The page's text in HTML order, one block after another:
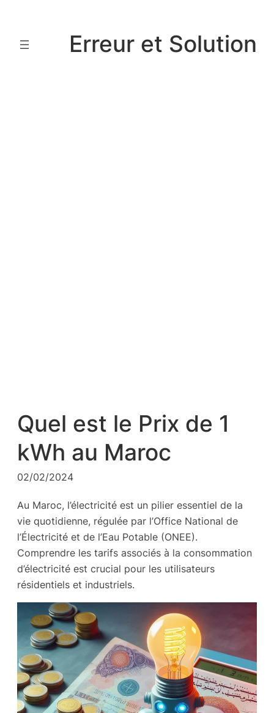
contenu
Erreur et Solution
Quel est le Prix de 1
kWh au Maroc
02/02/2024
Au Maroc, l’électricité est un pilier essentiel de la
vie quotidienne, régulée par l’Office National de
l’Électricité et de l’Eau Potable (ONEE).
Comprendre les tarifs associés à la consommation
d’électricité est crucial pour les utilisateurs
résidentiels et industriels.